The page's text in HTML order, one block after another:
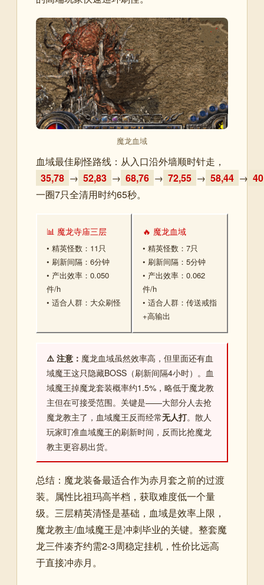
魔龙血域
血域最佳刷怪路线：从入口沿外墙顺时针走，
35,78 → 52,83 → 68,76 → 72,55 → 58,44 →
一圈7只全清用时约65秒。
📊 魔龙寺庙三层
• 精英怪数：11只
• 刷新间隔：6分钟
• 产出效率：0.050
件/h
• 适合人群：大众刷怪
🔥 魔龙血域
• 精英怪数：7只
• 刷新间隔：5分钟
• 产出效率：0.062
件/h
• 适合人群：传送戒指
+高输出
⚠️ 注意： 魔龙血域虽然效率高，但里面还有血
域魔王这只隐藏BOSS（刷新间隔4小时）。血
域魔王掉魔龙套装概率约1.5%，略低于魔龙教
主但在可接受范围。关键是——大部分人去抢
魔龙教主了，血域魔王反而经常无人打。散人
玩家盯准血域魔王的刷新时间，反而比抢魔龙
教主更容易出货。
总结：魔龙装备最适合作为赤月套之前的过渡
装。属性比祖玛高半档，获取难度低一个量
级。三层精英清怪是基础，血域是效率上限，
魔龙教主/血域魔王是冲刺毕业的关键。整套魔
龙三件凑齐约需2-3周稳定挂机，性价比远高
于直接冲赤月。